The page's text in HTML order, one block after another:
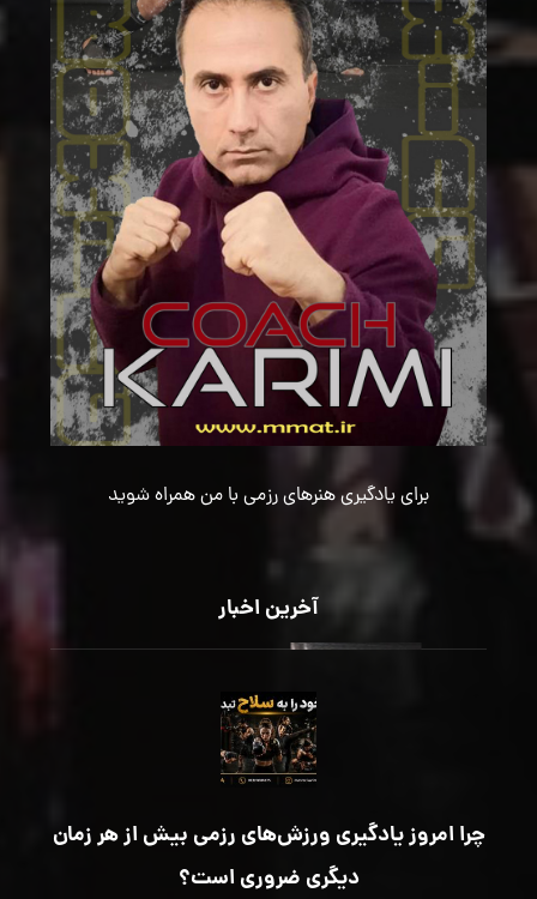
برای یادگیری هنرهای رزمی با من همراه شوید
آخرین اخبار
چرا امروز یادگیری ورزش‌های رزمی بیش از هر زمان
دیگری ضروری است؟